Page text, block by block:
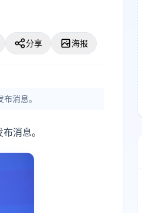
分享 海报
消息。
消息。